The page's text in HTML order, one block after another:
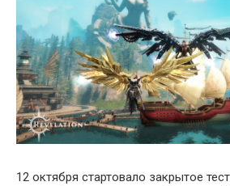
12 октября стартовало закрытое